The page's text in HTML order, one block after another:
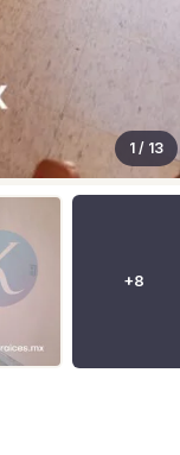
1 / 13
+8